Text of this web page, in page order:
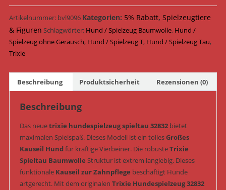
Spieltau
&
geräuschlos
95
cm
Nr.
32832)
Artikelnummer: bvl9096 Kategorien: 5% Rabatt, Spielzeugtiere
& Figuren Schlagwörter: Hund / Spielzeug Baumwolle, Hund /
Spielzeug ohne Geräusch, Hund / Spielzeug T, Hund / Spielzeug Tau,
Trixie
Beschreibung Produktsicherheit Rezensionen (0)
Beschreibung
Das neuetrixie hundespielzeug spieltau 32832bietet
maximalen Spielspaß. Dieses Modell ist ein tollesGroßes
Kauseil Hundfür kräftige Vierbeiner. Die robusteTrixie
Spieltau Baumwolle Struktur ist extrem langlebig. Dieses
funktionale Kauseil zur Zahnpflege beschäftigt Hunde
artgerecht. Mit dem originalen Trixie Hundespielzeug 32832